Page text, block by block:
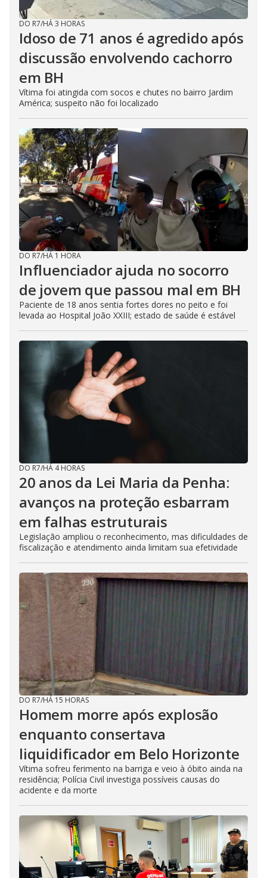
DO R7/HÁ 3 HORAS
Idoso de 71 anos é agredido após
discussão envolvendo cachorro
em BH
Vítima foi atingida com socos e chutes no bairro Jardim
América; suspeito não foi localizado
DO R7/HÁ 1 HORA
Influenciador ajuda no socorro
de jovem que passou mal em BH
Paciente de 18 anos sentia fortes dores no peito e foi
levada ao Hospital João XXIII; estado de saúde é estável
DO R7/HÁ 4 HORAS
20 anos da Lei Maria da Penha:
avanços na proteção esbarram
em falhas estruturais
Legislação ampliou o reconhecimento, mas dificuldades de
fiscalização e atendimento ainda limitam sua efetividade
DO R7/HÁ 15 HORAS
Homem morre após explosão
enquanto consertava
liquidificador em Belo Horizonte
Vítima sofreu ferimento na barriga e veio à óbito ainda na
residência; Polícia Civil investiga possíveis causas do
acidente e da morte